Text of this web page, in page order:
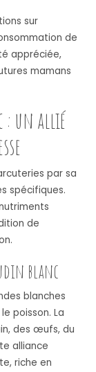
sur
de
appréciée,
mamans
: un allié
par sa
spécifiques.
de
blanc
blanches
poisson. La
des œufs, du
alliance
riche en